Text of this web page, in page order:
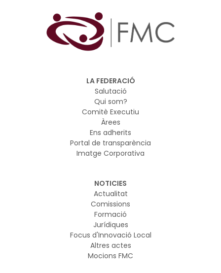
LA FEDERACIÓ
Salutació
Qui som?
Comitè Executiu
Àrees
Ens adherits
Portal de transparència
Imatge Corporativa
NOTICIES
Actualitat
Comissions
Formació
Jurídiques
Focus d'Innovació Local
Altres actes
Mocions FMC